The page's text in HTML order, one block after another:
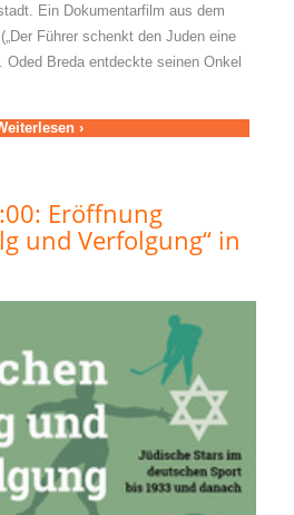
Ein Dokumentarfilm aus dem
Führer schenkt den Juden eine
Oded Breda entdeckte seinen Onkel
›
Eröffnung
und Verfolgung“ in